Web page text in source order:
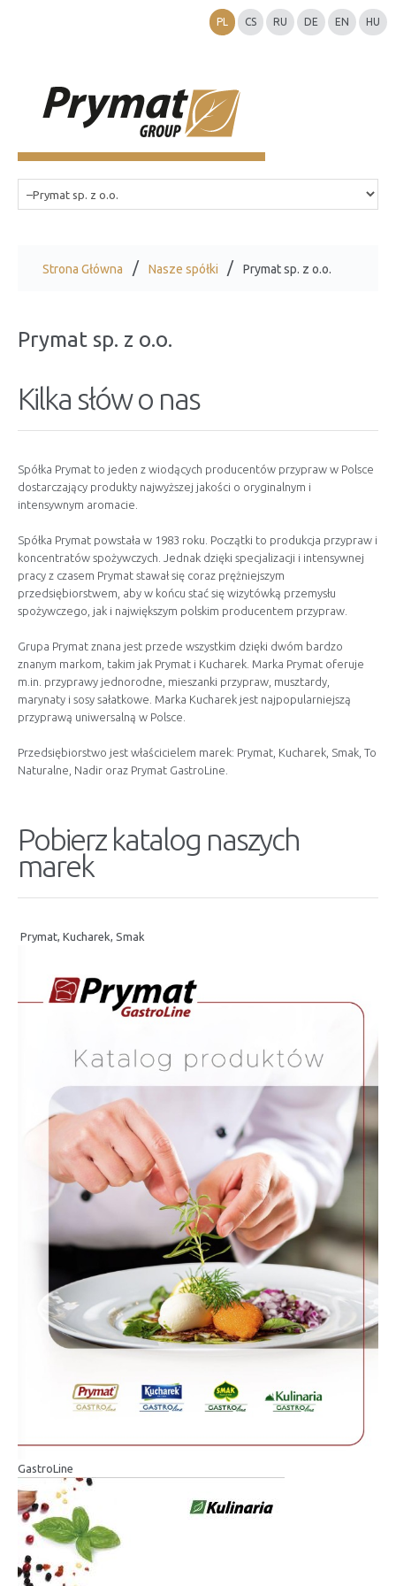
PL CS RU DE EN HU
Strona Główna Nasze spółki Prymat sp. z o.o.
Prymat sp. z o.o.
Kilka słów o nas
Spółka Prymat to jeden z wiodących producentów przypraw w Polsce
dostarczający produkty najwyższej jakości o oryginalnym i
intensywnym aromacie.
Spółka Prymat powstała w 1983 roku. Początki to produkcja przypraw i
koncentratów spożywczych. Jednak dzięki specjalizacji i intensywnej
pracy z czasem Prymat stawał się coraz prężniejszym
przedsiębiorstwem, aby w końcu stać się wizytówką przemysłu
spożywczego, jak i największym polskim producentem przypraw.
Grupa Prymat znana jest przede wszystkim dzięki dwóm bardzo
znanym markom, takim jak Prymat i Kucharek. Marka Prymat oferuje
m.in. przyprawy jednorodne, mieszanki przypraw, musztardy,
marynaty i sosy sałatkowe. Marka Kucharek jest najpopularniejszą
przyprawą uniwersalną w Polsce.
Przedsiębiorstwo jest właścicielem marek: Prymat, Kucharek, Smak, To
Naturalne, Nadir oraz Prymat GastroLine.
Pobierz katalog naszych
marek
Prymat, Kucharek, Smak
GastroLine